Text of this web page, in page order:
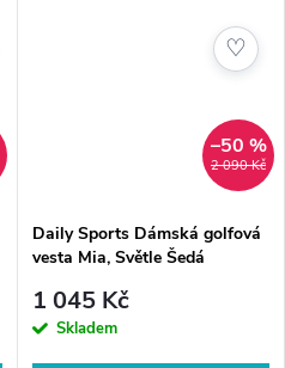
2 090 Kč
–50 %
Daily Sports Dámská golfová
vesta Mia, Světle Šedá
1 045 Kč
Skladem
♡